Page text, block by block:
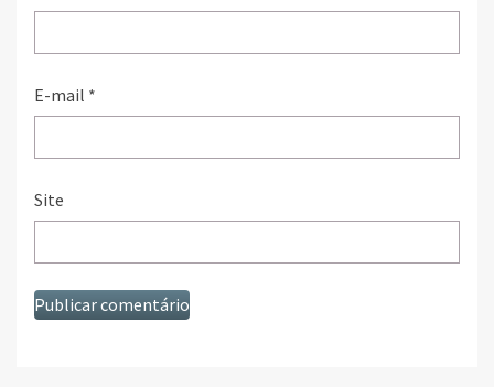
E-mail *
Site